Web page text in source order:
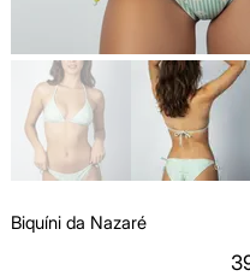
Biquíni da Nazaré